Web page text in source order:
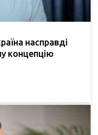
насправді
концепцію